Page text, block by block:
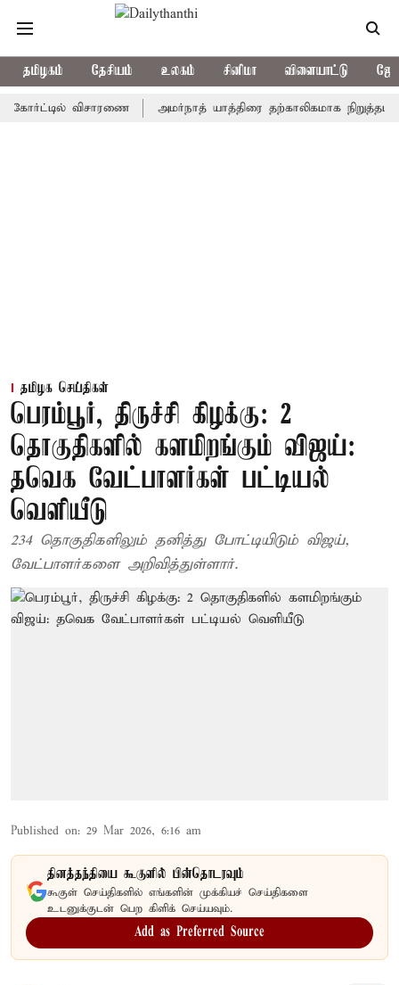
தமிழகம் தேசியம் உலகம் சினிமா விளையாட்டு
விசாரணை அமர்நாத் யாத்திரை தற்காலிகமாக நிறுத்தம்
தமிழக செய்திகள்
பெரம்பூர், திருச்சி கிழக்கு: 2
தொகுதிகளில் களமிறங்கும் விஜய்:
தவெக வேட்பாளர்கள் பட்டியல்
வெளியீடு
234 தொகுதிகளிலும் தனித்து போட்டியிடும் விஜய்,
வேட்பாளர்களை அறிவித்துள்ளார்.
Published on: 29 Mar 2026, 6:16 am
தினத்தந்தியை கூகுளில் பின்தொடரவும்
கூகுள் செய்திகளில் எங்களின் முக்கியச் செய்திகளை
உடனுக்குடன் பெற கிளிக் செய்யவும்.
Add as Preferred Source